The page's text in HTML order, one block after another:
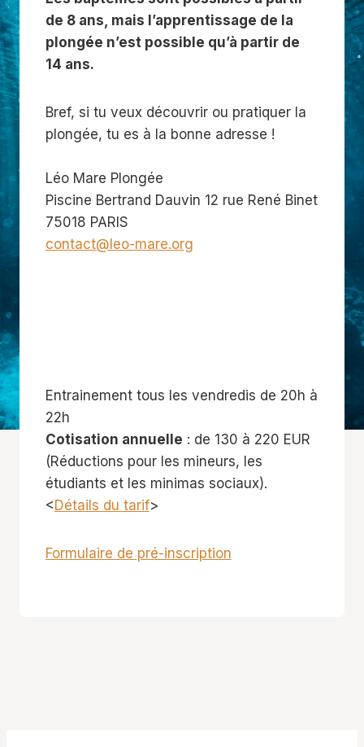
de 8 ans, mais l’apprentissage de la
plongée n’est possible qu’à partir de
14 ans.
Bref, si tu veux découvrir ou pratiquer la
plongée, tu es à la bonne adresse !
Léo Mare Plongée
Piscine Bertrand Dauvin 12 rue René Binet
75018 PARIS
contact@leo-mare.org
Entrainement tous les vendredis de 20h à
22h
Cotisation annuelle : de 130 à 220 EUR
(Réductions pour les mineurs, les
étudiants et les minimas sociaux).
< Détails du tarif>
Formulaire de pré-inscription